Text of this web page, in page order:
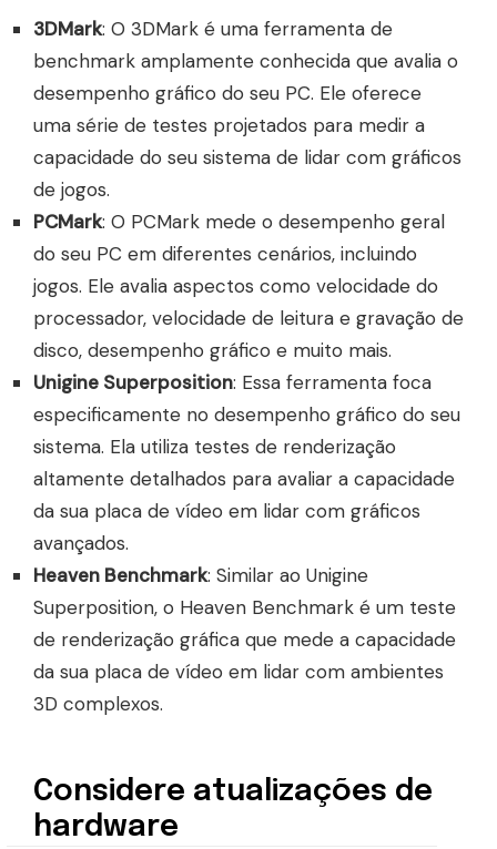
3DMark: O 3DMark é uma ferramenta de
benchmark amplamente conhecida que avalia o
desempenho gráfico do seu PC. Ele oferece
uma série de testes projetados para medir a
capacidade do seu sistema de lidar com gráficos
de jogos.
PCMark: O PCMark mede o desempenho geral
do seu PC em diferentes cenários, incluindo
jogos. Ele avalia aspectos como velocidade do
processador, velocidade de leitura e gravação de
disco, desempenho gráfico e muito mais.
Unigine Superposition: Essa ferramenta foca
especificamente no desempenho gráfico do seu
sistema. Ela utiliza testes de renderização
altamente detalhados para avaliar a capacidade
da sua placa de vídeo em lidar com gráficos
avançados.
Heaven Benchmark: Similar ao Unigine
Superposition, o Heaven Benchmark é um teste
de renderização gráfica que mede a capacidade
da sua placa de vídeo em lidar com ambientes
3D complexos.
Considere atualizações de
hardware